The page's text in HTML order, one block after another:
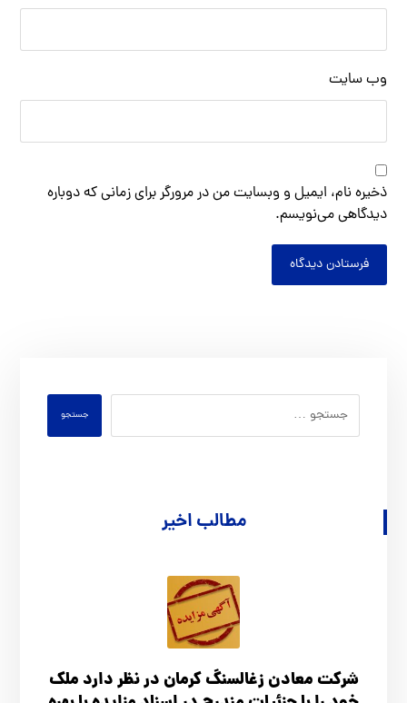
وب‌ سایت
ذخیره نام، ایمیل و وبسایت من در مرورگر برای زمانی که دوباره
دیدگاهی می‌نویسم.
فرستادن دیدگاه
جستجو
مطالب اخیر
شرکت معادن زغالسنگ کرمان در نظر دارد ملک